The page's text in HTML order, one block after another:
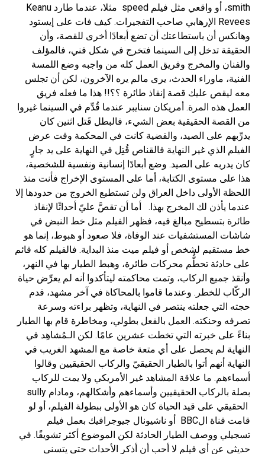
smith، أو واقعي مثل فيلم speed مثلا، عندما طارد Keanu
Revees الإرهابي صاحب التفجيرات. كيف فات على إيستود
وهانكس أن باستطاعتك أن تضع أبعادًا أخرى للقصة، وأن
الحقيقة تدخل إلى السينما فتخرج في شكل فني، فالمؤلف
والفنان والمخرج وفريق العمل كله من واجبه وضع اللمسة
الفنية، ماوراء الحدث، يرى مالم يره الآخرون، لكن أن تجلس
معه ليقص عليك قصة إنقاذ طائرة ؟؟!! هذا ما فعله فريق
العمل هذه المرة. أمريكان سنايبر عندما قُدِّم في السينما غيروا
من القصة الحقيقية بعض الشيء، فالبطل قَتل اثنين كان
يدرِّبهم على الصيد، والقضية كانت في المحكمة وقت عرض
الفيلم الذي غير النهاية فالقناص قُتِل في النهاية على يد جارٍ
كان يدربه على الصيد. وضع أبعادًا إنسانية ونفسية للشخصية،
هذا على مستوى الكتابة، أما على المستوى الإخراج فأنت منذ
اللحظة الأولى داخل العراق ولن تستطيع الخروج من حدودها إلا
عندما يأذن لك المخرج بهذا. أما أن تقصَّ عليّ أحداثًا لإنقاذ
طائرة بتسطيح مبالغ فيه، فظهر الفيلم مثل خط النبض في
شاشات المستشفيات عند الوفاة، فلا صعود أو هبوط، إنما هو
خط مستقيم لشخص أو فيلم ميت منذ البداية. فالفيلم كله قائم
على حادثة تحطُّم محركات طائرة، وهبط الطيار بها في النهر،
وأنقذ جميع الركاب، وتمت محاكمته ليتأكدوا أنه لم يعرِّض حياة
الركّاب للخطر. وعندما قاموا بالمحاكاة في آخر مشهد، قدم
حجته التي جعلته ينتصر في النهاية، وتظهر براءته وسرعة
تصرفه وحنكته. العمل بالفعل بطولي، ومخاطرة قام بها الطيار
بناءً على خبرته التي تخطت عشرين عامًا. لكن الـمُشاهِد في
النهاية لم يحصل على أي متعة خاصة مع المشهد الغريب في
النهاية أنهم أتوا بالطيار الحقيقيّ والركاب الحقيقيين وقالوا
أسماءهم. ما علاقة المشاهد غير الأمريكي ولا يمت للركاب
بصلة بالركاب الحقيقيين وأسماءهم وأشكالهم، ومادام sully
الحقيقي على قيد الحياة كان هو الأولى ببطولة الفيلم، أو لو
قامت قناة الBBC أو ناشيونال جيوجرافيك بعمل فيلم
تسجيلي ووصف الطيار الحادثة لكن الموضوع أكثر تشويقًا. في
حديثي عن أي فيلم لا أحب أن أذكر الأحداث حتى يتسنى